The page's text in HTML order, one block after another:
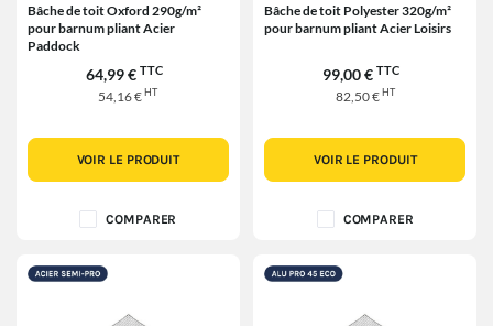
Bâche de toit Oxford 290g/m²
pour barnum pliant Acier
Paddock
64,99 € TTC
54,16 €HT
VOIR LE PRODUIT
COMPARER
Bâche de toit Polyester 320g/m²
pour barnum pliant Acier Loisirs
99,00 € TTC
82,50 € HT
VOIR LE PRODUIT
COMPARER